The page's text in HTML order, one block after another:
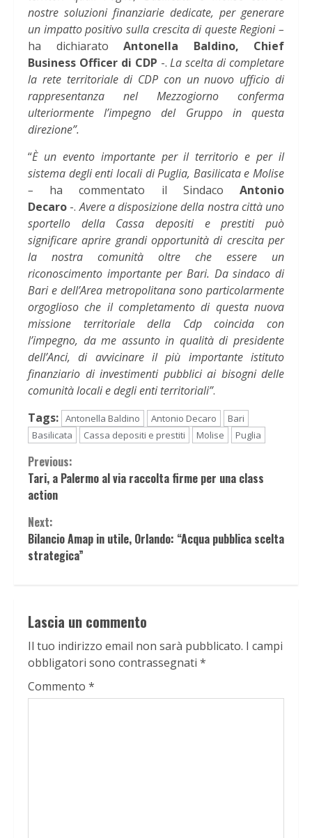
nostre soluzioni finanziarie dedicate, per generare
un impatto positivo sulla crescita di queste Regioni –
ha dichiarato Antonella Baldino, Chief
Business Officer di CDP -.La scelta di completare
la rete territoriale di CDP con un nuovo ufficio di
rappresentanza nel Mezzogiorno conferma
ulteriormente l’impegno del Gruppo in questa
direzione”.
“È un evento importante per il territorio e per il
sistema degli enti locali di Puglia, Basilicata e Molise
– ha commentato il SindacoAntonio
Decaro -.Avere a disposizione della nostra città uno
sportello della Cassa depositi e prestiti può
significare aprire grandi opportunità di crescita per
la nostra comunità oltre che essere un
riconoscimento importante per Bari. Da sindaco di
Bari e dell’Area metropolitana sono particolarmente
orgoglioso che il completamento di questa nuova
missione territoriale della Cdp coincida con
l’impegno, da me assunto in qualità di presidente
dell’Anci, di avvicinare il più importante istituto
finanziario di investimenti pubblici ai bisogni delle
comunità locali e degli enti territoriali”.
Tags: Antonella Baldino Antonio Decaro
Bari
Basilicata
Cassa depositi e prestiti Molise Puglia
Continue
Reading
Previous:
Tari, a Palermo al via raccolta firme per una class
action
Next:
Bilancio Amap in utile, Orlando: “Acqua pubblica scelta
strategica”
Lascia un commento
Il tuo indirizzo email non sarà pubblicato. I campi
obbligatori sono contrassegnati *
Commento *